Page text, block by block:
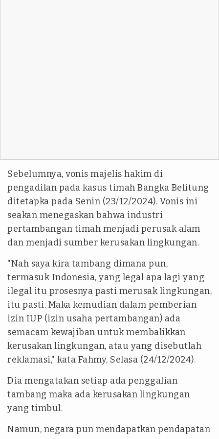
Sebelumnya, vonis majelis hakim di
pengadilan pada kasus timah Bangka Belitung
ditetapka pada Senin (23/12/2024). Vonis ini
seakan menegaskan bahwa industri
pertambangan timah menjadi perusak alam
dan menjadi sumber kerusakan lingkungan.
"Nah saya kira tambang dimana pun,
termasuk Indonesia, yang legal apa lagi yang
ilegal itu prosesnya pasti merusak lingkungan,
itu pasti. Maka kemudian dalam pemberian
izin IUP (izin usaha pertambangan) ada
semacam kewajiban untuk membalikkan
kerusakan lingkungan, atau yang disebutlah
reklamasi," kata Fahmy, Selasa (24/12/2024).
Dia mengatakan setiap ada penggalian
tambang maka ada kerusakan lingkungan
yang timbul.
Namun, negara pun mendapatkan pendapatan